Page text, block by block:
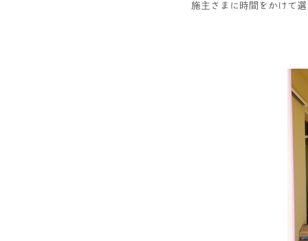
施主さまに時間をかけて